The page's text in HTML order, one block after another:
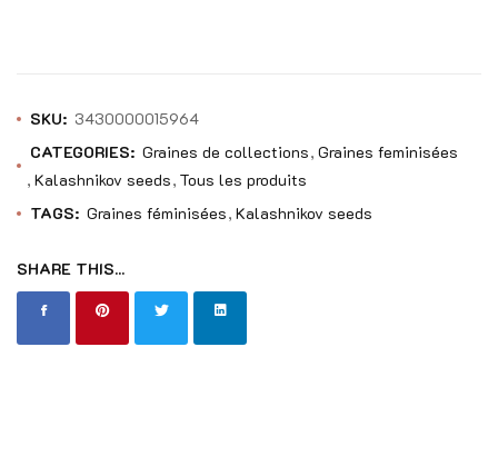
SKU: 3430000015964
CATEGORIES: Graines de collections Graines feminisées
Kalashnikov seeds Tous les produits
TAGS: Graines féminisées Kalashnikov seeds
SHARE THIS...